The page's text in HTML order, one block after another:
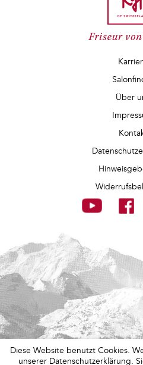
Über
Diese Website benutzt Cookies.
unserer Datenschutzerklärung.